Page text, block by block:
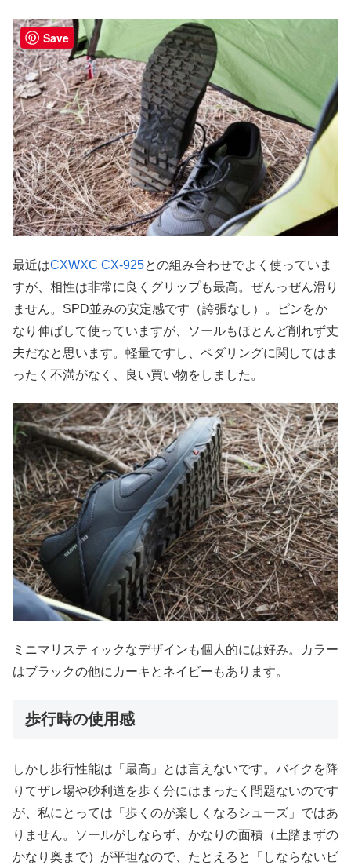
最近はCXWXC CX-925との組み合わせでよく使っていま
すが、相性は非常に良くグリップも最高。ぜんっぜん滑り
ません。SPD並みの安定感です（誇張なし）。ピンをか
なり伸ばして使っていますが、ソールもほとんど削れず丈
夫だなと思います。軽量ですし、ペダリングに関してはま
ったく不満がなく、良い買い物をしました。
ミニマリスティックなデザインも個人的には好み。カラー
はブラックの他にカーキとネイビーもあります。
歩行時の使用感
しかし歩行性能は「最高」とは言えないです。バイクを降
りてザレ場や砂利道を歩く分にはまったく問題ないのです
が、私にとっては「歩くのが楽しくなるシューズ」ではあ
りません。ソールがしならず、かなりの面積（土踏まずの
かなり奥まで）が平坦なので、たとえると「しならないビ
Save